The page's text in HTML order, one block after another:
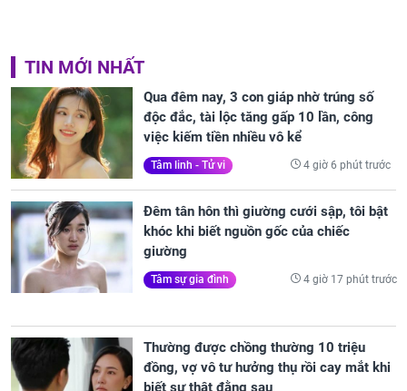
TIN MỚI NHẤT
Qua đêm nay, 3 con giáp nhờ trúng số
độc đắc, tài lộc tăng gấp 10 lần, công
việc kiếm tiền nhiều vô kể
Tâm linh - Tử vi 4 giờ 6 phút trước
Đêm tân hôn thì giường cưới sập, tôi bật
khóc khi biết nguồn gốc của chiếc
giường
Tâm sự gia đình 4 giờ 17 phút trước
Thường được chồng thường 10 triệu
đồng, vợ vô tư hưởng thụ rồi cay mắt khi
biết sự thật đằng sau